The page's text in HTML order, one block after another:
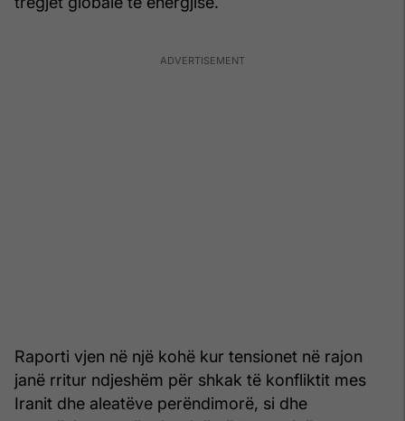
Raporti vjen në një kohë kur tensionet në rajon
janë rritur ndjeshëm për shkak të konfliktit mes
Iranit dhe aleatëve perëndimorë, si dhe